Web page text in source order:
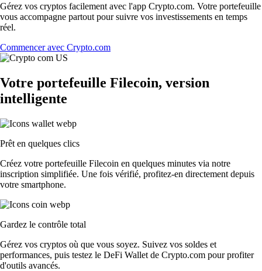
Gérez vos cryptos facilement avec l'app Crypto.com. Votre portefeuille
vous accompagne partout pour suivre vos investissements en temps
réel.
Commencer avec Crypto.com
Votre portefeuille Filecoin, version
intelligente
Prêt en quelques clics
Créez votre portefeuille Filecoin en quelques minutes via notre
inscription simplifiée. Une fois vérifié, profitez-en directement depuis
votre smartphone.
Gardez le contrôle total
Gérez vos cryptos où que vous soyez. Suivez vos soldes et
performances, puis testez le DeFi Wallet de Crypto.com pour profiter
d'outils avancés.